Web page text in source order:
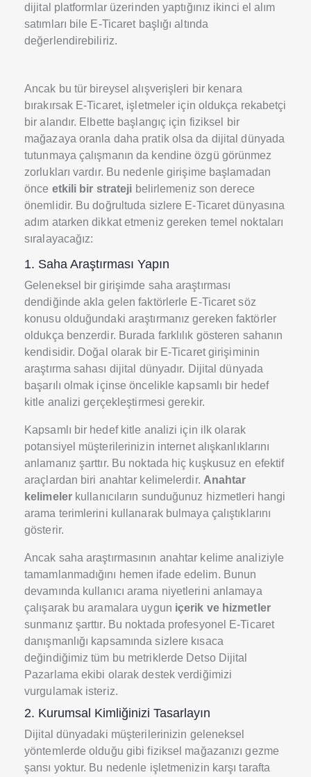
dijital platformlar üzerinden yaptığınız ikinci el alım
satımları bile E-Ticaret başlığı altında
değerlendirebiliriz.
Ancak bu tür bireysel alışverişleri bir kenara
bırakırsak E-Ticaret, işletmeler için oldukça rekabetçi
bir alandır. Elbette başlangıç için fiziksel bir
mağazaya oranla daha pratik olsa da dijital dünyada
tutunmaya çalışmanın da kendine özgü görünmez
zorlukları vardır. Bu nedenle girişime başlamadan
önce etkili bir strateji belirlemeniz son derece
önemlidir. Bu doğrultuda sizlere E-Ticaret dünyasına
adım atarken dikkat etmeniz gereken temel noktaları
sıralayacağız:
1. Saha Araştırması Yapın
Geleneksel bir girişimde saha araştırması
dendiğinde akla gelen faktörlerle E-Ticaret söz
konusu olduğundaki araştırmanız gereken faktörler
oldukça benzerdir. Burada farklılık gösteren sahanın
kendisidir. Doğal olarak bir E-Ticaret girişiminin
araştırma sahası dijital dünyadır. Dijital dünyada
başarılı olmak içinse öncelikle kapsamlı bir hedef
kitle analizi gerçekleştirmesi gerekir.
Kapsamlı bir hedef kitle analizi için ilk olarak
potansiyel müşterilerinizin internet alışkanlıklarını
anlamanız şarttır. Bu noktada hiç kuşkusuz en efektif
araçlardan biri anahtar kelimelerdir. Anahtar
kelimelerkullanıcıların sunduğunuz hizmetleri hangi
arama terimlerini kullanarak bulmaya çalıştıklarını
gösterir.
Ancak saha araştırmasının anahtar kelime analiziyle
tamamlanmadığını hemen ifade edelim. Bunun
devamında kullanıcı arama niyetlerini anlamaya
çalışarak bu aramalara uygun içerik ve hizmetler
sunmanız şarttır. Bu noktada profesyonel E-Ticaret
danışmanlığı kapsamında sizlere kısaca
değindiğimiz tüm bu metriklerde Detso Dijital
Pazarlama ekibi olarak destek verdiğimizi
vurgulamak isteriz.
2. Kurumsal Kimliğinizi Tasarlayın
Dijital dünyadaki müşterilerinizin geleneksel
yöntemlerde olduğu gibi fiziksel mağazanızı gezme
şansı yoktur. Bu nedenle işletmenizin karşı tarafta